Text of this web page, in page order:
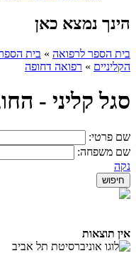
הינך נמצא כאן
בית הספר לרפואה » בית
הקליניים » רפואה דחופה
סגל קליני -
שם פרטי:
שם משפחה:
נקה
אין תוצאות